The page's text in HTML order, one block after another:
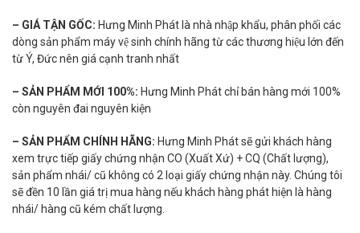
– GIÁ TẬN GỐC: Hưng Minh Phát là nhà nhập khẩu, phân phối các
dòng sản phẩm máy vệ sinh chính hãng từ các thương hiệu lớn đến
từ Ý, Đức nên giá cạnh tranh nhất
– SẢN PHẨM MỚI 100%: Hưng Minh Phát chỉ bán hàng mới 100%
còn nguyên đai nguyên kiện
– SẢN PHẨM CHÍNH HÃNG: Hưng Minh Phát sẽ gửi khách hàng
xem trực tiếp giấy chứng nhận CO (Xuất Xứ) + CQ (Chất lượng),
sản phẩm nhái/ cũ không có 2 loại giấy chứng nhận này. Chúng tôi
sẽ đền 10 lần giá trị mua hàng nếu khách hàng phát hiện là hàng
nhái/ hàng cũ kém chất lượng.